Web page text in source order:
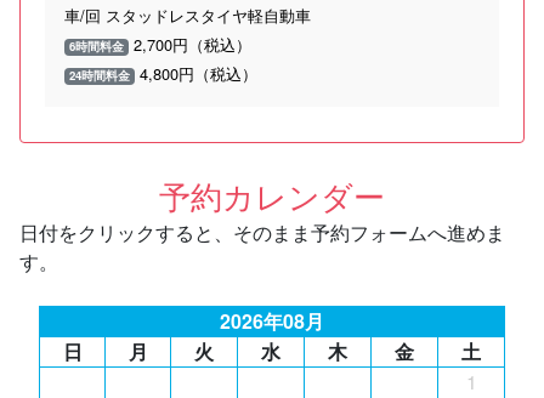
車/回 スタッドレスタイヤ軽自動車
6時間料金 2,700円（税込）
24時間料金 4,800円（税込）
予約カレンダー
日付をクリックすると、そのまま予約フォームへ進めま
す。
2026年08月
日
月 火 水 木 金
土
1